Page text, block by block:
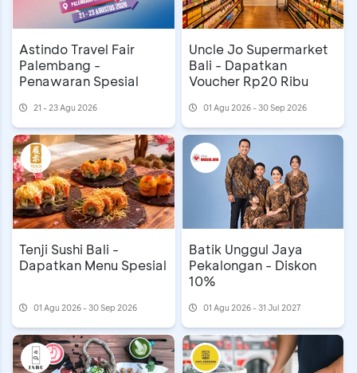
Astindo Travel Fair
Palembang -
Penawaran Spesial
21 - 23 Agu 2026
Uncle Jo Supermarket
Bali - Dapatkan
Voucher Rp20 Ribu
01 Agu 2026 - 30 Sep 2026
Tenji Sushi Bali -
Dapatkan Menu Spesial
01 Agu 2026 - 30 Sep 2026
Batik Unggul Jaya
Pekalongan - Diskon
10%
01 Agu 2026 - 31 Jul 2027